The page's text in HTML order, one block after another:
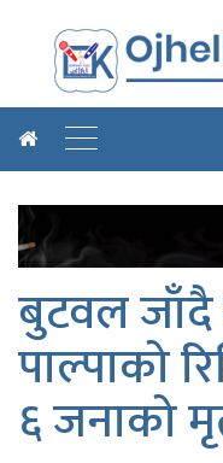
बुटवल
पाल्पाको
६ जनाको